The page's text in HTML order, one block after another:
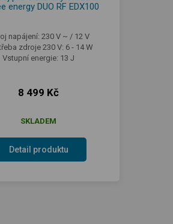
energy DUO RF EDX100
napájení: 230 V ~ / 12 V
zdroje 230 V: 6 - 14 W
Vstupní energie: 13 J
8 499 Kč
SKLADEM
Detail produktu